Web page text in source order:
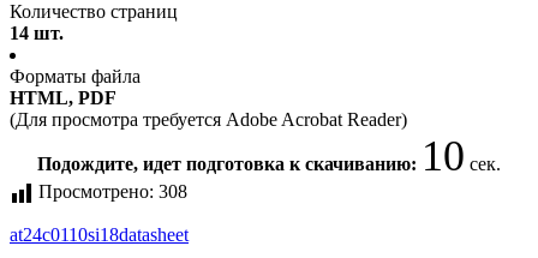
Количество страниц
14 шт.
Форматы файла
HTML, PDF
(Для просмотра требуется Adobe Acrobat Reader)
Подождите, идет подготовка к скачиванию: 10 сек.
Просмотрено: 308
at24c0110si18datasheet